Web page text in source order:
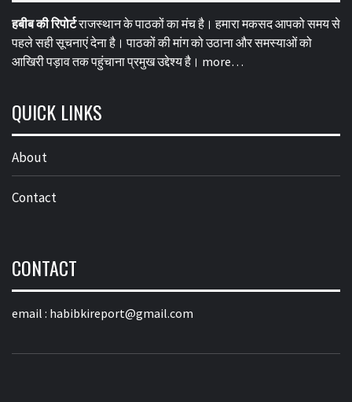
हबीब की रिपोर्टराजस्थान के पाठकों का मंच है। हमारा मकसद आपको समय से
पहले सही सूचनाएं देना है। पाठकों की मांग को उठाना और समस्याओं को
आखिरी पड़ाव तक पहुंचाना प्रमुख उद्देश्य है। more…
QUICK LINKS
About
Contact
CONTACT
email : habibkireport@gmail.com